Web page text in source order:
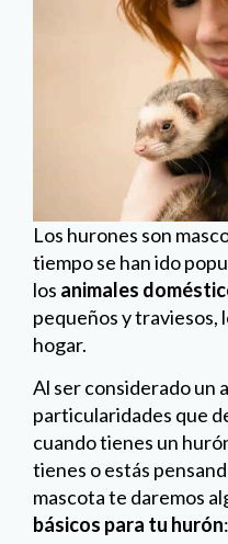
Los hurones son
tiempo se han ido
los animales
pequeños y traviesos,
hogar.
Al ser considerado un
particularidades que
cuando tienes un
tienes o estás
mascota te daremos
básicos para tu hurón: